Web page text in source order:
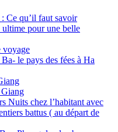
Ce qu’il faut savoir
pour une belle
voyage
le pays des fées à Ha
Nuits chez l’habitant avec
battus ( au départ de